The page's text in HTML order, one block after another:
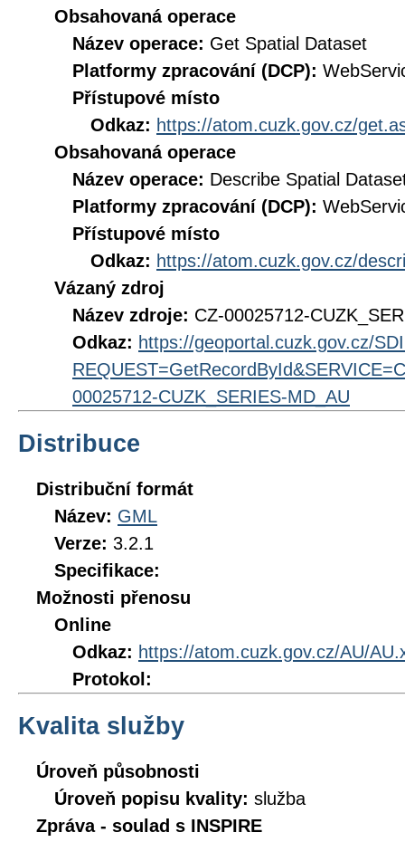
Obsahovaná operace
Název operace: Get Spatial Dataset
Platformy zpracování (DCP):
Přístupové místo
Odkaz: https://atom.cuzk.gov.cz/
Obsahovaná operace
Název operace: Describe Spatial
Platformy zpracování (DCP):
Přístupové místo
Odkaz: https://atom.cuzk.gov.cz/
Vázaný zdroj
Název zdroje: CZ-00025712-
Odkaz: https://geoportal.cuzk.gov.cz/
00025712-CUZK_SERIES-MD_AU
Distribuce
Distribuční formát
Název: GML
Verze: 3.2.1
Specifikace:
Možnosti přenosu
Online
Odkaz: https://atom.cuzk.gov.cz/AU/
Protokol:
Kvalita služby
Úroveň působnosti
Úroveň popisu kvality: služba
Zpráva - soulad s INSPIRE